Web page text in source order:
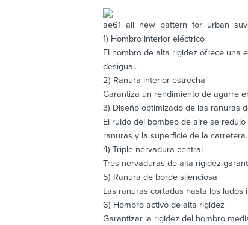
1) Hombro interior eléctrico
El hombro de alta rigidez ofrece una
desigual.
2) Ranura interior estrecha
Garantiza un rendimiento de agarre
3) Diseño optimizado de las ranuras
El ruido del bombeo de aire se
ranuras y la superficie de la carretera.
4) Triple nervadura central
Tres nervaduras de alta rigidez
5) Ranura de borde silenciosa
Las ranuras cortadas hasta los
6) Hombro activo de alta rigidez
Garantizar la rigidez del hombro